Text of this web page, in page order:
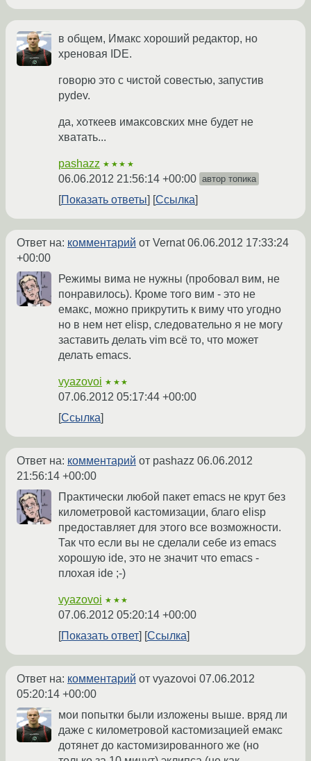
в общем, Имакс хороший редактор, но
хреновая IDE.
говорю это с чистой совестью, запустив
pydev.
да, хоткеев имаксовских мне будет не
хватать...
pashazz ★★★★
06.06.2012 21:56:14 +00:00 автор топика
Показать ответы Ссылка
Ответ на: комментарий от Vernat06.06.2012 17:33:24
+00:00
Режимы вима не нужны (пробовал вим, не
понравилось). Кроме того вим - это не
емакс, можно прикрутить к виму что угодно
но в нем нет elisp, следовательно я не могу
заставить делать vim всё то, что может
делать emacs.
vyazovoi ★★★
07.06.2012 05:17:44 +00:00
Ссылка
Ответ на: комментарий от pashazz 06.06.2012
21:56:14 +00:00
Практически любой пакет emacs не крут без
километровой кастомизации, благо elisp
предоставляет для этого все возможности.
Так что если вы не сделали себе из emacs
хорошую ide, это не значит что emacs -
плохая ide ;-)
vyazovoi ★★★
07.06.2012 05:20:14 +00:00
Показать ответ
Ссылка
Ответ на: комментарий от vyazovoi 07.06.2012
05:20:14 +00:00
мои попытки были изложены выше. вряд ли
даже с километровой кастомизацией емакс
дотянет до кастомизированного же (но